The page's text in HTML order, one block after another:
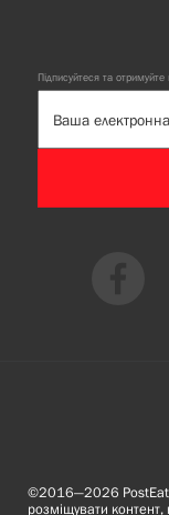
Підписуйтеся та
©2016—2026 PostEat.
розміщувати